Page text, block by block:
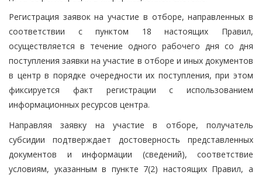
Регистрация заявок на участие в отборе, направленных в
соответствии с пунктом 18 настоящих Правил,
осуществляется в течение одного рабочего дня со дня
поступления заявки на участие в отборе и иных документов
в центр в порядке очередности их поступления, при этом
фиксируется факт регистрации с использованием
информационных ресурсов центра.
Направляя заявку на участие в отборе, получатель
субсидии подтверждает достоверность представленных
документов и информации (сведений), соответствие
условиям, указанным в пункте 7(2) настоящих Правил, а